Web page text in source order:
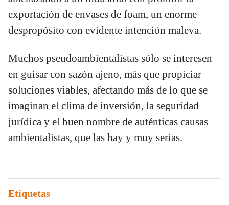
exportación de envases de foam, un enorme
despropósito con evidente intención maleva.
Muchos pseudoambientalistas sólo se interesen
en guisar con sazón ajeno, más que propiciar
soluciones viables, afectando más de lo que se
imaginan el clima de inversión, la seguridad
jurídica y el buen nombre de auténticas causas
ambientalistas, que las hay y muy serias.
Etiquetas